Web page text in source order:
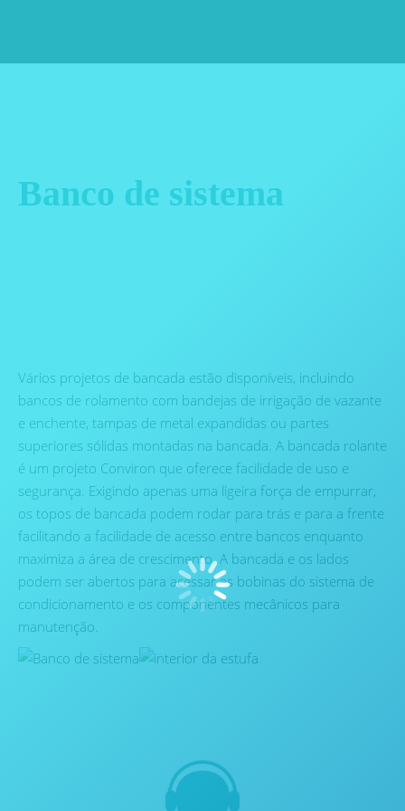
Banco de sistema
Vários projetos de bancada estão disponíveis, incluindo
bancos de rolamento com bandejas de irrigação de vazante
e enchente, tampas de metal expandidas ou partes
superiores sólidas montadas na bancada. A bancada rolante
é um projeto Conviron que oferece facilidade de uso e
segurança. Exigindo apenas uma ligeira força de empurrar,
os topos de bancada podem rodar para trás e para a frente
facilitando a facilidade de acesso entre bancos enquanto
maximiza a área de crescimento. A bancada e os lados
podem ser abertos para acessar as bobinas do sistema de
condicionamento e os componentes mecânicos para
manutenção.